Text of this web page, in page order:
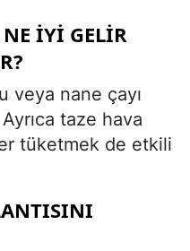
IYI GELIR
veya nane çayı
taze hava
tüketmek de etkili